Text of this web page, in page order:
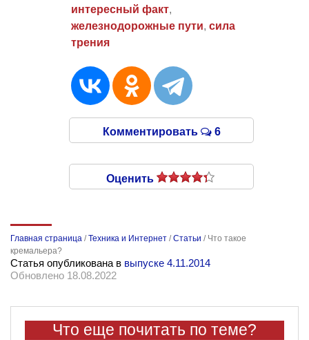
интересный факт,
железнодорожные пути, сила
трения
Комментировать 6
Оценить
Главная страница /Техника и Интернет /Статьи / Что такое
кремальера?
Статья опубликована в выпуске 4.11.2014
Обновлено 18.08.2022
Что еще почитать по теме?